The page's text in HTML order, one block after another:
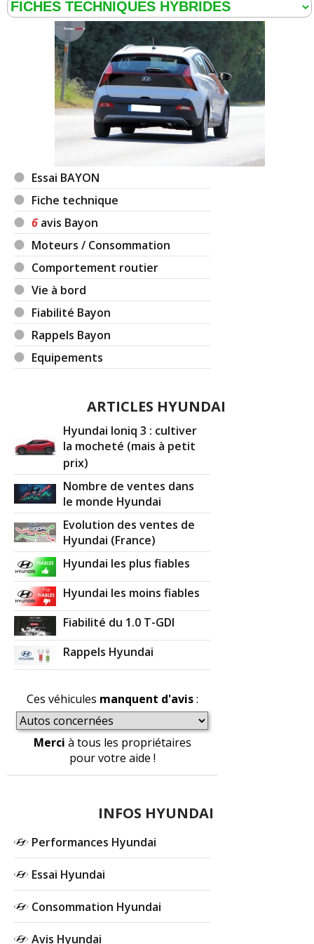
Essai BAYON
Fiche technique
6 avis Bayon
Moteurs / Consommation
Comportement routier
Vie à bord
Fiabilité Bayon
Rappels Bayon
Equipements
ARTICLES HYUNDAI
Hyundai Ioniq 3 : cultiver
la mocheté (mais à petit
prix)
Nombre de ventes dans
le monde Hyundai
Evolution des ventes de
Hyundai (France)
Hyundai les plus fiables
Hyundai les moins fiables
Fiabilité du 1.0 T-GDI
Rappels Hyundai
Ces véhicules manquent d'avis:
Merci à tous les propriétaires
pour votre aide !
INFOS HYUNDAI
Performances Hyundai
Essai Hyundai
Consommation Hyundai
Avis Hyundai